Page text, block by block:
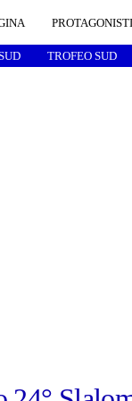
PROTAGONISTI
TROFEO SUD